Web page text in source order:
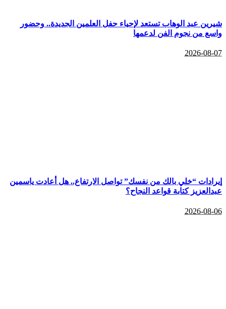
شيرين عبد الوهاب تستعد لإحياء حفل العلمين الجديدة.. وحضور
واسع من نجوم الفن لدعمها
2026-08-07
إيرادات “خلي بالك من نفسك” تواصل الارتفاع.. هل أعادت ياسمين
عبدالعزيز كتابة قواعد النجاح؟
2026-08-06